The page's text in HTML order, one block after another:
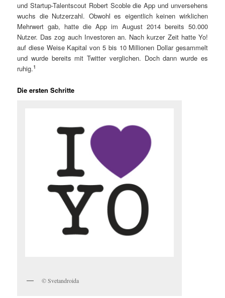
und Startup-Talentscout Robert Scoble die App und unversehens
wuchs die Nutzerzahl. Obwohl es eigentlich keinen wirklichen
Mehrwert gab, hatte die App im August 2014 bereits 50.000
Nutzer. Das zog auch Investoren an. Nach kurzer Zeit hatte Yo!
auf diese Weise Kapital von 5 bis 10 Millionen Dollar gesammelt
und wurde bereits mit Twitter verglichen. Doch dann wurde es
ruhig.1
Die ersten Schritte
© Svetandroida